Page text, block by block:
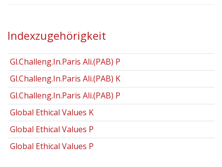
Indexzugehörigkeit
Gl.Challeng.In.Paris Ali.(PAB) P
Gl.Challeng.In.Paris Ali.(PAB) K
Gl.Challeng.In.Paris Ali.(PAB) P
Global Ethical Values K
Global Ethical Values P
Global Ethical Values P